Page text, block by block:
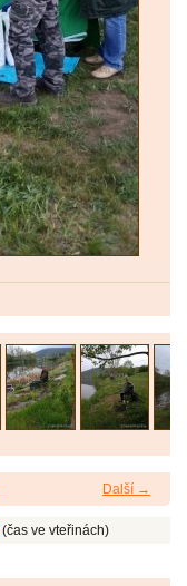
Další →
(čas ve vteřinách)